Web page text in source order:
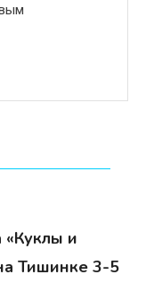
и
Тишинке 3-5